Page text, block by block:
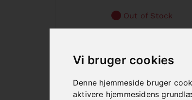
Vi bruger cookies
Denne hjemmeside bruger
aktivere hjemmesidens
Out of Stock